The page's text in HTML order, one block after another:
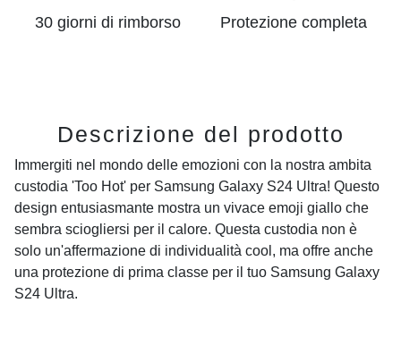
30 giorni di rimborso Protezione completa
Descrizione del prodotto
Immergiti nel mondo delle emozioni con la nostra ambita
custodia 'Too Hot' per Samsung Galaxy S24 Ultra! Questo
design entusiasmante mostra un vivace emoji giallo che
sembra sciogliersi per il calore. Questa custodia non è
solo un'affermazione di individualità cool, ma offre anche
una protezione di prima classe per il tuo Samsung Galaxy
S24 Ultra.